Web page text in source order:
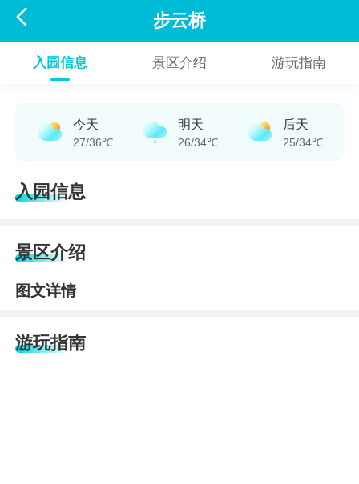
 步云桥
入园信息 景区介绍 游玩指南
今天
27/36℃
明天
26/34℃
后天
25/34℃
入园信息
景区介绍
图文详情
游玩指南